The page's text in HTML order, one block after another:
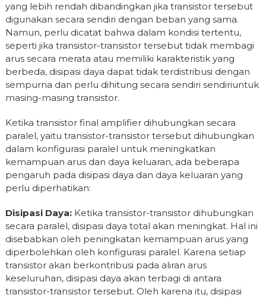
yang lebih rendah dibandingkan jika transistor tersebut
digunakan secara sendiri dengan beban yang sama.
Namun, perlu dicatat bahwa dalam kondisi tertentu,
seperti jika transistor-transistor tersebut tidak membagi
arus secara merata atau memiliki karakteristik yang
berbeda, disipasi daya dapat tidak terdistribusi dengan
sempurna dan perlu dihitung secara sendiri sendiriuntuk
masing-masing transistor.
Ketika transistor final amplifier dihubungkan secara
paralel, yaitu transistor-transistor tersebut dihubungkan
dalam konfigurasi paralel untuk meningkatkan
kemampuan arus dan daya keluaran, ada beberapa
pengaruh pada disipasi daya dan daya keluaran yang
perlu diperhatikan:
Disipasi Daya:Ketika transistor-transistor dihubungkan
secara paralel, disipasi daya total akan meningkat. Hal ini
disebabkan oleh peningkatan kemampuan arus yang
diperbolehkan oleh konfigurasi paralel. Karena setiap
transistor akan berkontribusi pada aliran arus
keseluruhan, disipasi daya akan terbagi di antara
transistor-transistor tersebut. Oleh karena itu, disipasi